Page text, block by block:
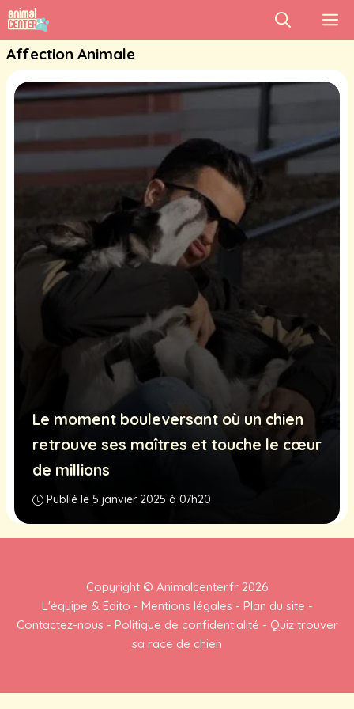
Aller
au
contenu
Affection Animale
Le moment bouleversant où un chien
retrouve ses maîtres et touche le cœur
de millions
Publié le 5 janvier 2025 à 07h20
Copyright © Animalcenter.fr 2026
L'équipe & Édito - Mentions légales - Plan du site -
Contactez-nous - Politique de confidentialité - Quiz trouver
sa race de chien